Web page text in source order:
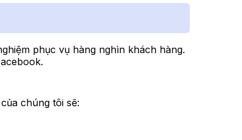
phục vụ hàng nghìn khách hàng.
chúng tôi sẽ: